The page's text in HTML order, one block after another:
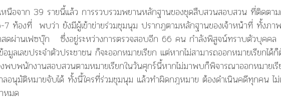
หนือจาก 39 รายนี้แล้ว การรวบรวมพยานหลักฐานของชุดสืบสวนสอบสวน ที่ติดตา
ท้องที่ พบว่า ยังมีผู้เข้าข่ายร่วมชุมนุม ปรากฏตามหลักฐานของเจ้าหน้าที่ ทั้งภาพ
สดผ่านเฟซบุ๊ก ซึ่งอยู่ระหว่างการตรวจสอบอีก 66 คน กำลังพิสูจน์ทราบตัวบุคคล
มูลเลขประจำตัวประชาชน ก็จะออกหมายเรียก แต่หากไม่สามารถออกหมายเรียกได้
บพนักงานสอบสวนตามหมายเรียกในวันศุกร์นี้หากไม่มาพบก็พิจารณาออกหมายเ
อนุมัติหมายจับได้ ทั้งนี้ใครที่ร่วมชุมนุม แล้วทำผิดกฎหมาย ต้องดำเนินคดีทุกคน ไม่
หมด